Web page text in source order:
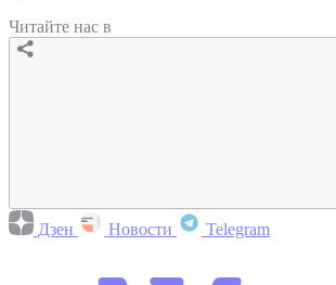
Читайте нас в
Дзен Новости Telegram